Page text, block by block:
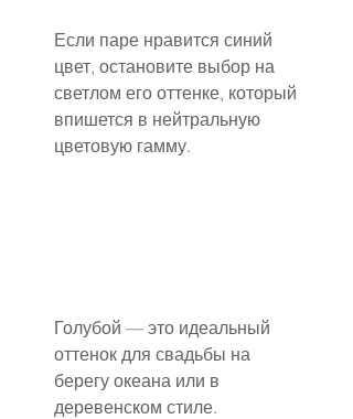
Если паре нравится синий
цвет, остановите выбор на
светлом его оттенке, который
впишется в нейтральную
цветовую гамму.
Голубой — это идеальный
оттенок для свадьбы на
берегу океана или в
деревенском стиле.